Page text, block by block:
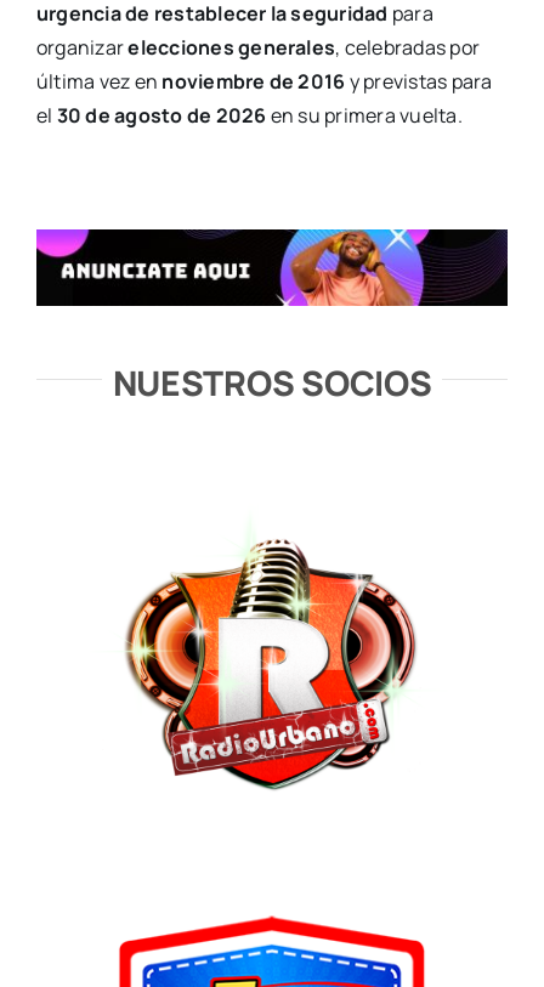
urgencia de restablecer la seguridad para
organizarelecciones generales, celebradas por
última vez en noviembre de 2016 y previstas para
el 30 de agosto de 2026 en su primera vuelta.
NUESTROS SOCIOS